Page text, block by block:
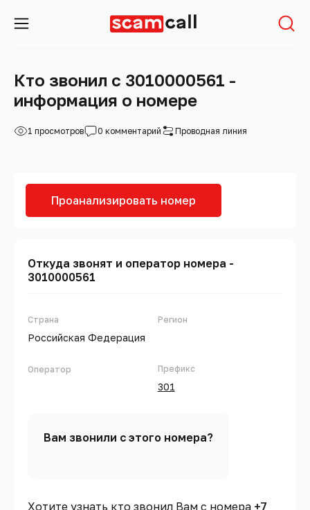
Кто звонил с 3010000561 -
информация о номере
1 просмотров 0 комментарий Проводная линия
Проанализировать номер
Откуда звонят и оператор номера -
3010000561
Страна
Российская Федерация
Оператор
Регион
Префикс
301
Вам звонили с этого номера?
Хотите узнать кто звонил Вам с номера +7